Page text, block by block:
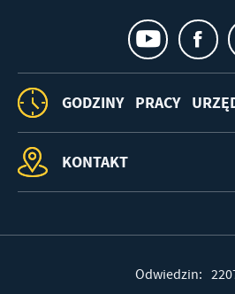
GODZINY PRACY
KONTAKT
Odwiedzin: